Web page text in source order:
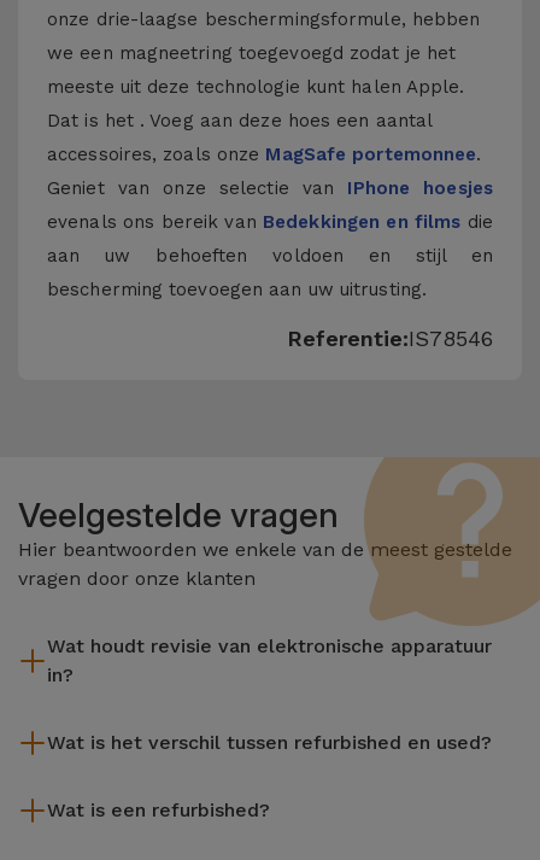
onze drie-laagse beschermingsformule, hebben
we een magneetring toegevoegd zodat je het
meeste uit deze technologie kunt halen Apple.
Dat is het . Voeg aan deze hoes een aantal
accessoires, zoals onze MagSafe portemonnee.
Geniet van onze selectie van IPhone hoesjes
evenals ons bereik van Bedekkingen en films die
aan uw behoeften voldoen en stijl en
bescherming toevoegen aan uw uitrusting.
Referentie:IS78546
Veelgestelde vragen
Hier beantwoorden we enkele van de meest gestelde
vragen door onze klanten
Wat houdt revisie van elektronische apparatuur
in?
reiniging, en niet te vergeten het repareren van elk defect
apparatuur die door Services wordt gereviseerd,
Wat is het verschil tussen refurbished en used?
getest en voorbereid door gespecialiseerde technici om hun
Wat is een refurbished?